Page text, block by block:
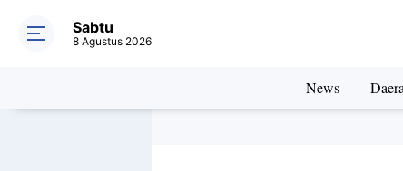
Sabtu
8 Agustus 2026
News